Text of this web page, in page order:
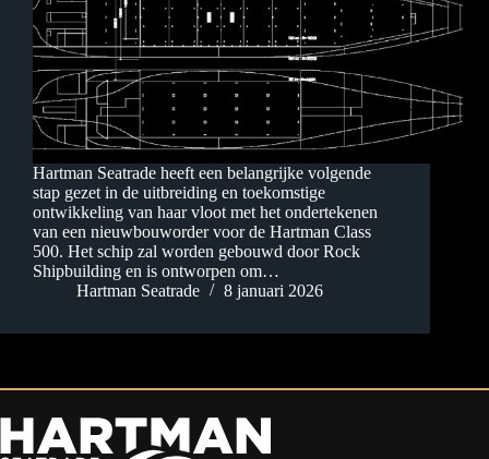
Hartman Seatrade heeft een belangrijke volgende
stap gezet in de uitbreiding en toekomstige
ontwikkeling van haar vloot met het ondertekenen
van een nieuwbouworder voor de Hartman Class
500. Het schip zal worden gebouwd door Rock
Shipbuilding en is ontworpen om…
Hartman Seatrade
8 januari 2026